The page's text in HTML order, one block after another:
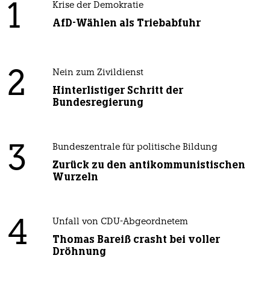
1 Krise der Demokratie
AfD-Wählen als Triebabfuhr
2 Nein zum Zivildienst
Hinterlistiger Schritt der
Bundesregierung
3 Bundeszentrale für politische Bildung
Zurück zu den antikommunistischen
Wurzeln
4 Unfall von CDU-Abgeordnetem
Thomas Bareiß crasht bei voller
Dröhnung